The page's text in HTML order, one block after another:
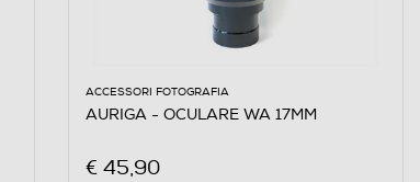
ACCESSORI FOTOGRAFIA
AURIGA - OCULARE WA 17MM
€ 45,90